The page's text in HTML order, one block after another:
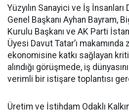
Yüzyılın Sanayici ve İş İnsanları
Genel Başkanı Ayhan Bayram,
Kurulu Başkanı ve AK Parti
Üyesi Davut Tatar’ı
ekonomisine katkı sağlayan
alındığı görüşmede, iş
verimli bir istişare toplantısı
Üretim ve İstihdam Odaklı